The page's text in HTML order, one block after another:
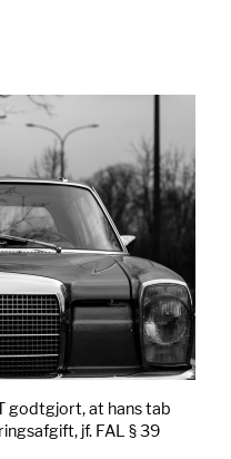
godtgjort, at hans tab
jf. FAL § 39